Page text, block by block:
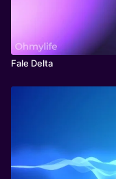
Fale Delta